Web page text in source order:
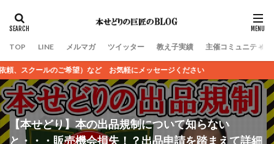
TOP LINE メルマガ ツイッター 教え子実績 主催コミュニティ
お気軽にメッセージください
【本せどり】本の出品規制について知らない
と・・・販売機会損失！？出品申請を踏まえて詳細